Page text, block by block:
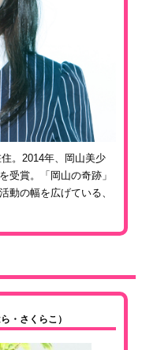
。2014年、岡山美少
受賞。「岡山の奇跡」
動の幅を広げている、
・さくらこ）